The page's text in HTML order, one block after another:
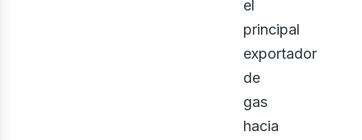
el
principal
exportador
de
gas
hacia